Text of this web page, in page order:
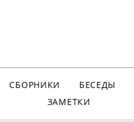
СБОРНИКИ БЕСЕДЫ
ЗАМЕТКИ